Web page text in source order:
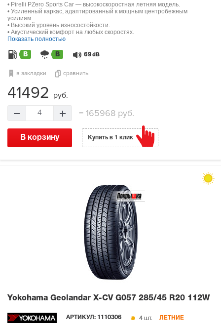
• Pirelli PZero Sports Car — высокоскоростная летняя модель.
• Усиленный каркас, адаптированный к мощным центробежным
усилиям.
• Высокий уровень износостойкости.
• Акустический комфорт на любых скоростях.
Показать полностью
B B 69 dB
в закладки сравнить
41492 руб.
4 =165968 руб.
В корзину Купить в 1 клик
Yokohama Geolandar X-CV G057 285/45 R20 112W
АРТИКУЛ: 1110306 4 шт. ЛЕТНИЕ